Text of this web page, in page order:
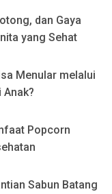
dan Gaya
yang Sehat
Menular melalui
Popcorn
Sabun Batang